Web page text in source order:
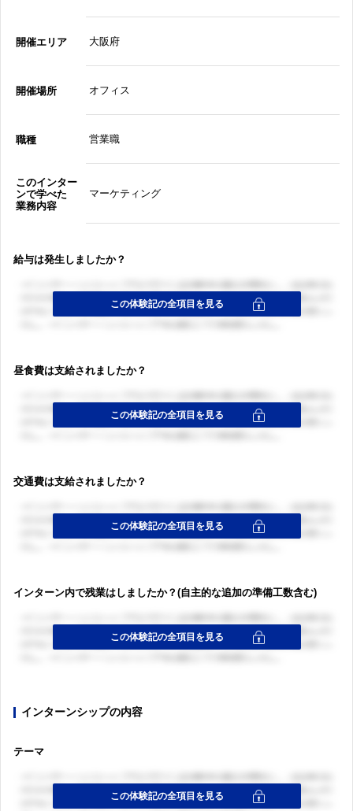
開催エリア 大阪府
開催場所 オフィス
職種 営業職
このインター
ンで学べた
業務内容
マーケティング
給与は発生しましたか？
昼食費は支給されましたか？
交通費は支給されましたか？
インターン内で残業はしましたか？(自主的な追加の準備工数含む)
インターンシップの内容
テーマ